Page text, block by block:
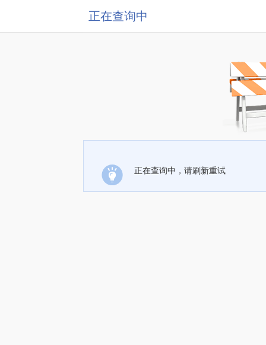
正在查询中
正在查询中，请刷新重试